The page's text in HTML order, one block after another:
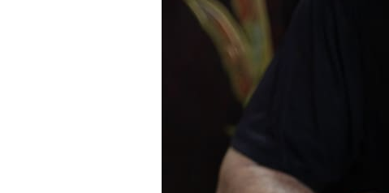
Tranh sơn mài phòng kháchTranh tặng đối tác
Tranh treo phòng làm việc giám đốc Tranh treo phòng ngủ